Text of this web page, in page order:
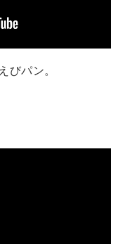
びパン。